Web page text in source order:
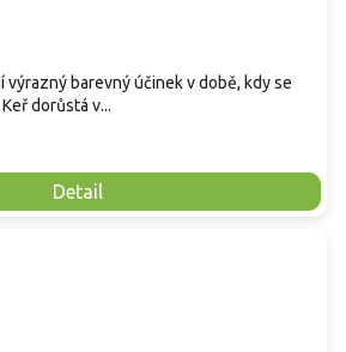
Detail
výrazný barevný účinek v době, kdy se
dorůstá v...